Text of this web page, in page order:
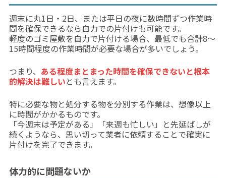
週末に丸1日・2日、または平日の夜に数時間ずつ作業時
間を確保できるなら自力での片付けも可能です。
軽度のゴミ屋敷を自力で片付ける場合、最低でも合計8〜
15時間程度の作業時間が必要な場合が多いでしょう。
つまり、 ある程度まとまった時間を確保できないと根本
的解決は難しいとも言えます。
特に必要な物と処分する物を分別する作業は、想像以上
に時間がかかるものです。
「今週末は予定がある」「来週も忙しい」と先延ばしが
続くようなら、思い切って業者に依頼することで確実に
片付けを完了できます。
体力的に問題ないか